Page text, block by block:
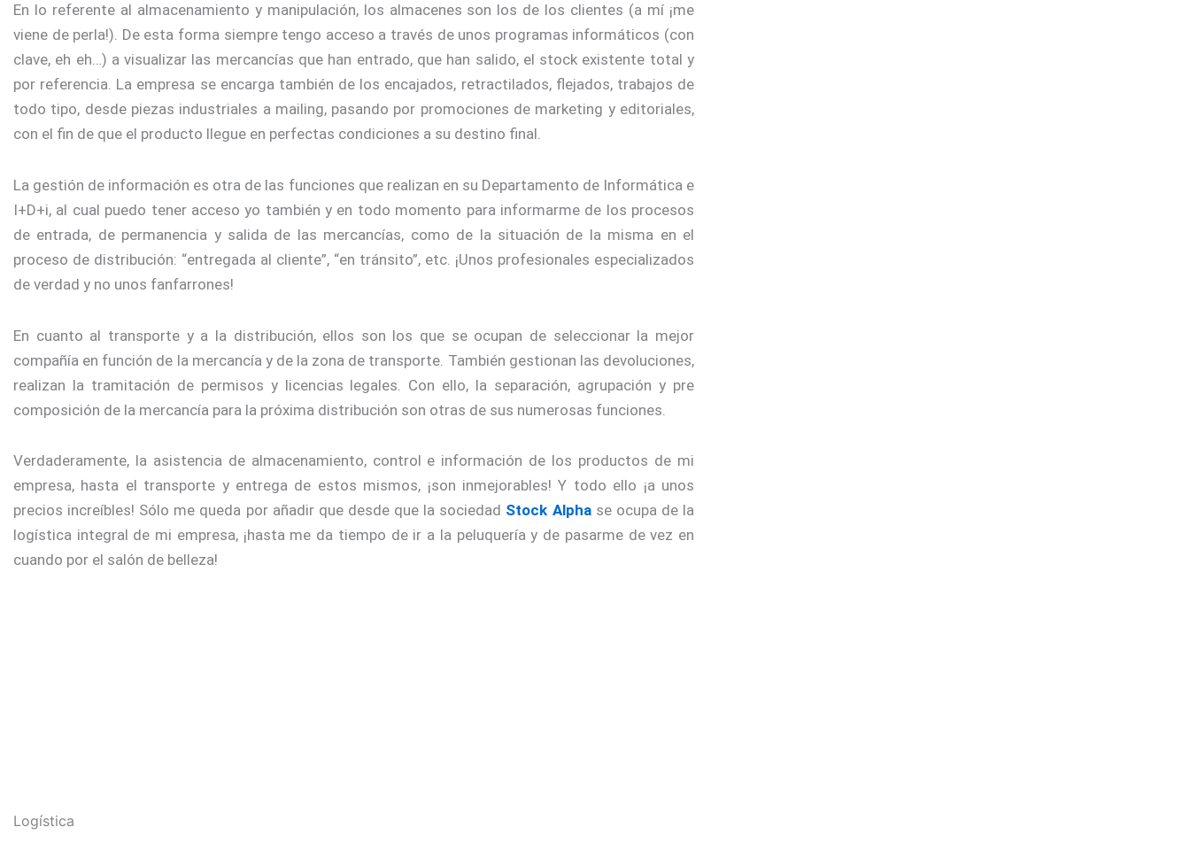
En lo referente al almacenamiento y manipulación, los almacenes son los de los clientes (a mí ¡me
viene de perla!). De esta forma siempre tengo acceso a través de unos programas informáticos (con
clave, eh eh…) a visualizar las mercancías que han entrado, que han salido, el stock existente total y
por referencia. La empresa se encarga también de los encajados, retractilados, flejados, trabajos de
todo tipo, desde piezas industriales a mailing, pasando por promociones de marketing y editoriales,
con el fin de que el producto llegue en perfectas condiciones a su destino final.
La gestión de información es otra de las funciones que realizan en su Departamento de Informática e
I+D+i, al cual puedo tener acceso yo también y en todo momento para informarme de los procesos
de entrada, de permanencia y salida de las mercancías, como de la situación de la misma en el
proceso de distribución: “entregada al cliente”, “en tránsito”, etc. ¡Unos profesionales especializados
de verdad y no unos fanfarrones!
En cuanto al transporte y a la distribución, ellos son los que se ocupan de seleccionar la mejor
compañía en función de la mercancía y de la zona de transporte. También gestionan las devoluciones,
realizan la tramitación de permisos y licencias legales. Con ello, la separación, agrupación y pre
composición de la mercancía para la próxima distribución son otras de sus numerosas funciones.
Verdaderamente, la asistencia de almacenamiento, control e información de los productos de mi
empresa, hasta el transporte y entrega de estos mismos, ¡son inmejorables! Y todo ello ¡a unos
precios increíbles! Sólo me queda por añadir que desde que la sociedad Stock Alphase ocupa de la
logística integral de mi empresa, ¡hasta me da tiempo de ir a la peluquería y de pasarme de vez en
cuando por el salón de belleza!
Logística